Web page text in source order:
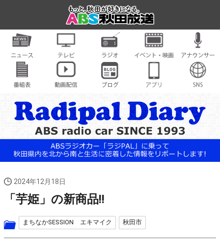
2024年12月18日
「芋姫」の新商品!!
まちなかSESSION エキマイク 秋田市